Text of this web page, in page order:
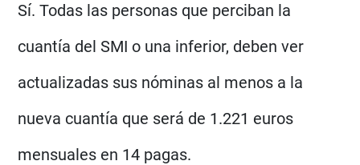
Sí. Todas las personas que perciban la
cuantía del SMI o una inferior, deben ver
actualizadas sus nóminas al menos a la
nueva cuantía que será de 1.221 euros
mensuales en 14 pagas.